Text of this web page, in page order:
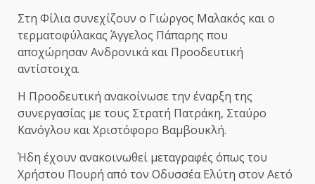
Στη Φίλια συνεχίζουν ο Γιώργος Μαλακός και ο
τερματοφύλακας Άγγελος Πάπαρης που
αποχώρησαν Ανδρονικά και Προοδευτική
αντίστοιχα.
Η Προοδευτική ανακοίνωσε την έναρξη της
συνεργασίας με τους Στρατή Πατράκη, Σταύρο
Κανόγλου και Χριστόφορο Βαμβουκλή.
Ήδη έχουν ανακοινωθεί μεταγραφές όπως του
Χρήστου Πουρή από τον Οδυσσέα Ελύτη στον Αετό